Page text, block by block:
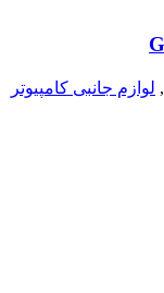
, لوازم جانبی کامپیوتر